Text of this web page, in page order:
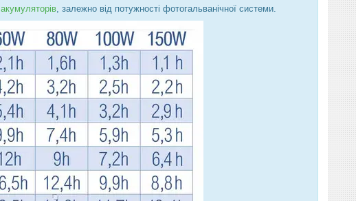
акумуляторів, залежно від потужності фотогальванічної системи.